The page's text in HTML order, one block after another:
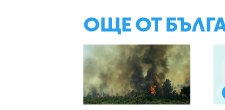
ОЩЕ ОТ